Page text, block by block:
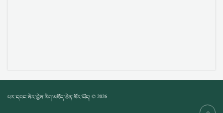
པར་དབང་སེར་བྱེས་རིག་མཛོད་ཆེན་མོར་ཡོད། © 2026